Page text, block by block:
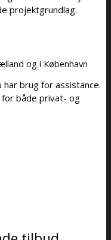
projektgrundlag.
og i København
brug for assistance.
både privat- og